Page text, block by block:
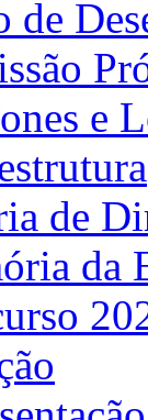
de
e
de
da